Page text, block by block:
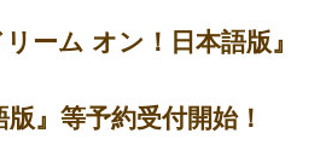
ーム オン！日本語版』
版』等予約受付開始！